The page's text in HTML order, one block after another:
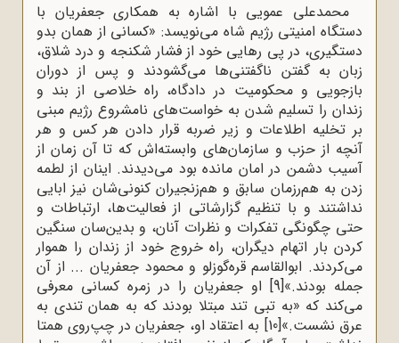
محمدعلی عمویی با اشاره به همکاری جعفریان با
دستگاه امنیتی رژیم شاه می‌نویسد: «کسانی از همان بدو
دستگیری، در پی رهایی خود از فشار شکنجه و درد شلاق،
زبان به گفتن ناگفتنی‌ها می‌گشودند و پس از دوران
بازجویی و محکومیت در دادگاه، راه خلاصی از بند و
زندان را تسلیم شدن به خواست‌های نامشروع رژیم مبنی
بر تخلیه اطلاعات و زیر ضربه قرار دادن هر کس و هر
آنچه از حزب و سازمان‌های وابسته‌اش که تا آن زمان از
آسیب دشمن در امان مانده بود می‌دیدند. اینان از لطمه
زدن به هم‌رزمان سابق و هم‌زنجیران کنونی‌شان نیز ابایی
نداشتند و با تنظیم گزارشاتی از فعالیت‌ها، ارتباطات و
حتی چگونگی تفکرات و نظرات آنان، و بدین‌سان سنگین
کردن بار اتهام دیگران، راه خروج خود از زندان را هموار
می‌کردند. ابوالقاسم قره‌گوزلو و محمود جعفریان ... از آن
جمله بودند.»[9]
او جعفریان را در زمره کسانی معرفی
می‌کند که «به تبی تند مبتلا بودند که به همان تندی به
عرق نشست.»[10]
به اعتقاد او، جعفریان در چپ‌روی همتا